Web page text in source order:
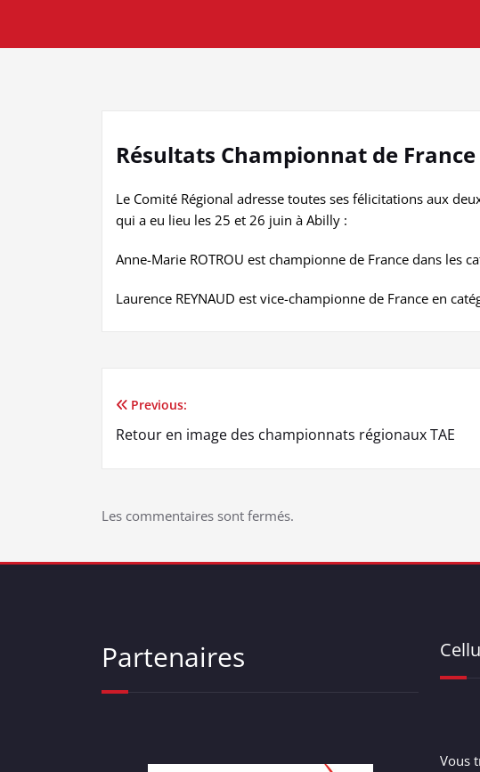
Résultats Championnat de France
Le Comité Régional adresse toutes ses félicitations aux
qui a eu lieu les 25 et 26 juin à Abilly :
Anne-Marie ROTROU est championne de France dans les
Laurence REYNAUD est vice-championne de France en
Navigation
Previous:
Retour en image des championnats régionaux TAE
Les commentaires sont fermés.
Partenaires
Vous